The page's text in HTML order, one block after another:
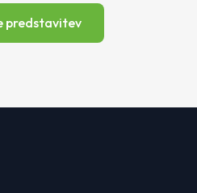
predstavitev